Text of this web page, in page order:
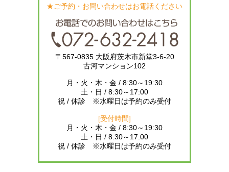
★ご予約・お問い合わせはお電話ください
〒567-0835 大阪府茨木市新堂3-6-20
古河マンション102
月・火・木・金 / 8:30～19:30
土・日 / 8:30～17:00
祝 / 休診 ※水曜日は予約のみ受付
[受付時間]
月・火・木・金 / 8:30～19:30
土・日 / 8:30～17:00
祝 / 休診 ※水曜日は予約のみ受付